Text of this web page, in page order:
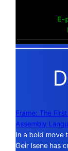
E-
Frame: The
Assembly
In a bold move
Geir Isene has